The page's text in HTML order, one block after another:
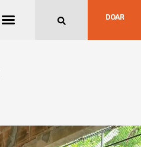
DOAR